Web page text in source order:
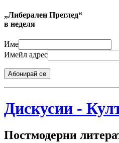
„Либерален Преглед“
в неделя
Име
Имейл адрес
Абонирай се
Дискусии -
Постмодерни